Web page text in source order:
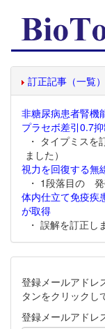
訂正記事（一覧）
非糖尿病患者腎機
プラセボ差引0.7
・ タイプミス
ました）
視力を回復する無
・ 1段落目の
体内仕立て免疫疾
が取得
・ 誤解を訂正し
登録メールアドレ
タンをクリックし
登録メールアドレ